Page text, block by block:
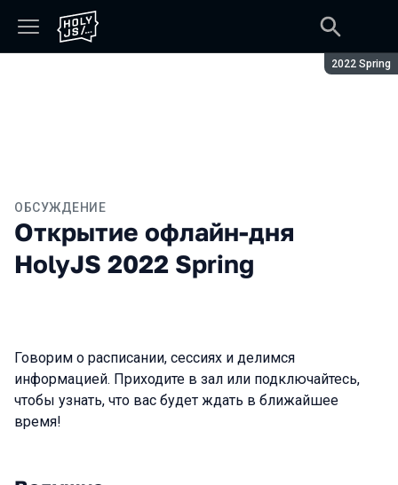
Сезон:
2022 Spring
ОБСУЖДЕНИЕ
Открытие офлайн-дня
HolyJS 2022 Spring
Говорим о расписании, сессиях и делимся
информацией. Приходите в зал или подключайтесь,
чтобы узнать, что вас будет ждать в ближайшее
время!